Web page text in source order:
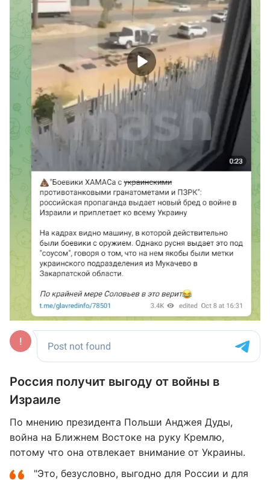
Россия получит выгоду от войны в
Израиле
По мнению президента Польши Анджея Дуды,
война на Ближнем Востоке на руку Кремлю,
потому что она отвлекает внимание от Украины.
"Это, безусловно, выгодно для России и для